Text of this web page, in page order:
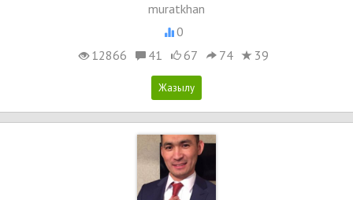
muratkhan
0
12866
41 67 74 39